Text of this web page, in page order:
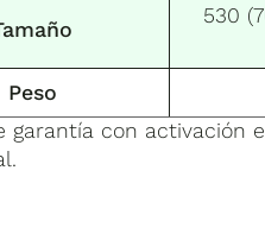
530
Peso
garantía con activación